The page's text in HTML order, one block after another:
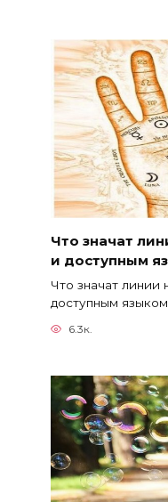
Что значат
и доступным
Что значат
доступным
6.3к.